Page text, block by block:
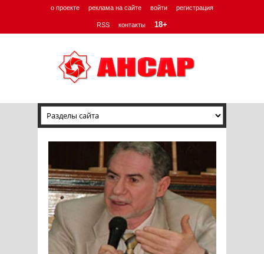
о проекте реклама на сайте войти регистрация
RSS контакты 18+